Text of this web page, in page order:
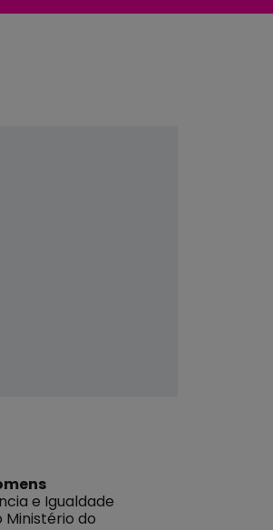
e Igualdade
Ministério do